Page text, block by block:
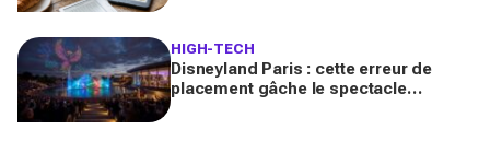
HIGH-TECH
Disneyland Paris : cette erreur de
placement gâche le spectacle